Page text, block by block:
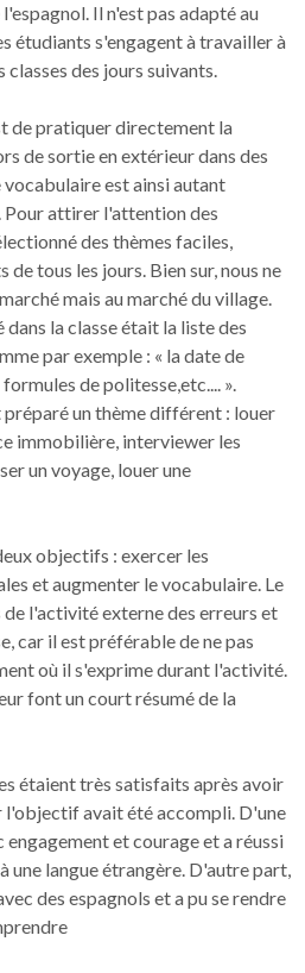
Il n'est pas adapté au
étudiants s'engagent à travailler à
des jours suivants.
de pratiquer directement la
de sortie en extérieur dans des
est ainsi autant
. Pour attirer l'attention des
des thèmes faciles,
tous les jours. Bien sur, nous ne
mais au marché du village.
la classe était la liste des
par exemple : « la date de
de politesse,etc.... ».
préparé un thème différent : louer
immobilière, interviewer les
un voyage, louer une
objectifs : exercer les
et augmenter le vocabulaire. Le
l'activité externe des erreurs et
car il est préférable de ne pas
où il s'exprime durant l'activité.
font un court résumé de la
étaient très satisfaits après avoir
l'objectif avait été accompli. D'une
et courage et a réussi
une langue étrangère. D'autre part,
des espagnols et a pu se rendre